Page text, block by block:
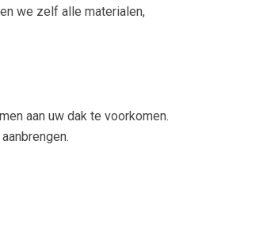
we zelf alle materialen,
aan uw dak te voorkomen.